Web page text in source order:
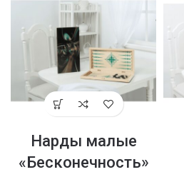
Нарды малые
«Бесконечность»